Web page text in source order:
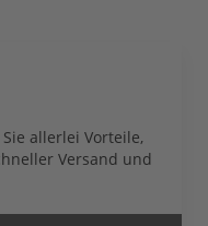
allerlei Vorteile,
Versand und